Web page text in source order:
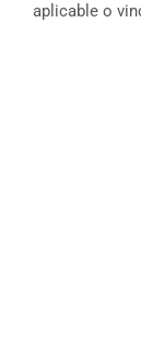
aplicable o